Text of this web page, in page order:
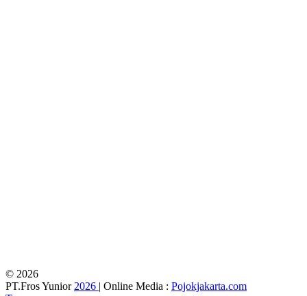
© 2026
PT.Fros Yunior 2026 | Online Media : Pojokjakarta.com